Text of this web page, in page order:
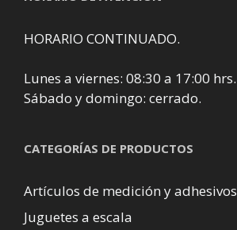
HORARIO CONTINUADO.
Lunes a viernes: 08:30 a 17:00 hrs.
Sábado y domingo: cerrado.
CATEGORÍAS DE PRODUCTOS
Artículos de medición y adhesivos
Juguetes a escala